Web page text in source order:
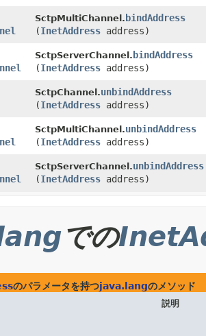
SctpMultiChannel.bindAddress
(InetAddress address)
SctpServerChannel.bindAddress
(InetAddress address)
SctpChannel.unbindAddress
(InetAddress address)
SctpMultiChannel.unbindAddress
(InetAddress address)
SctpServerChannel.unbindAddress
(InetAddress address)
での
のパラメータを持つjava.langのメソッド
説明